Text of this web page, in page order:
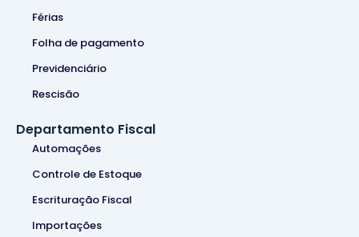
Férias
Folha de pagamento
Previdenciário
Rescisão
Departamento Fiscal
Automações
Controle de Estoque
Escrituração Fiscal
Importações